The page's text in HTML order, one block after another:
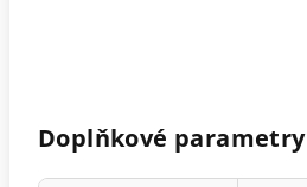
Doplňkové parametry